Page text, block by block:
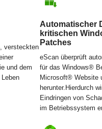
versteckten
und dem
Automatischer
kritischen
Patches
eScan überprüft
für das Windows®
Microsoft® Website
herunter.Hierdurch
Eindringen von
im Betriebssystem